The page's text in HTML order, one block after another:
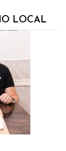
LOCAL